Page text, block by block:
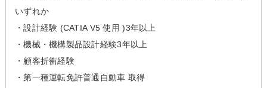
いずれか
・設計経験 (CATIA V5 使用 )3年以上
・機械・機構製品設計経験3年以上
・顧客折衝経験
・第一種運転免許普通自動車 取得